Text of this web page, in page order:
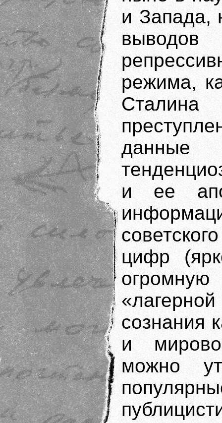
и Запада,
режима,
и ее
цифр
сознания
и
можно